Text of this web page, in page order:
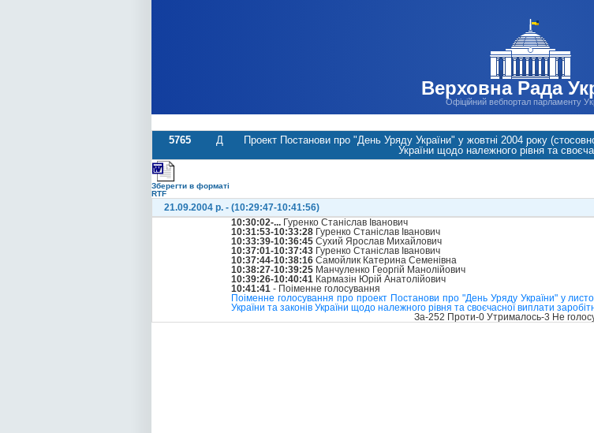
Верховна Рада
Офіційний вебпортал парламенту
5765 Д
Проект Постанови про "День Уряду України" у жовтні 2004 року
України щодо належного рівня та
Зберегти в форматі
RTF
21.09.2004 р. - (10:29:47-10:41:56)
10:30:02-... Гуренко Станіслав Іванович
10:31:53-10:33:28 Гуренко Станіслав Іванович
10:33:39-10:36:45 Сухий Ярослав Михайлович
10:37:01-10:37:43 Гуренко Станіслав Іванович
10:37:44-10:38:16 Самойлик Катерина Семенівна
10:38:27-10:39:25 Манчуленко Георгій Манолійович
10:39:26-10:40:41 Кармазін Юрій Анатолійович
10:41:41 - Поіменне голосування
Поіменне голосування про проект Постанови про "День Уряду України" у
України та законів України щодо належного рівня та своєчасної виплати
За-252 Проти-0 Утрималось-3 Не